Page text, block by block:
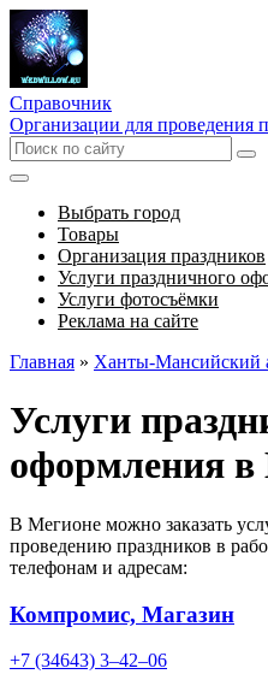
Справочник
Организации для проведения
Выбрать город
Товары
Организация праздников
Услуги праздничного
Услуги фотосъёмки
Реклама на сайте
Главная » Ханты-Мансийский
Услуги
оформления в
В Мегионе можно заказать
проведению праздников в
телефонам и адресам:
Компромис, Магазин
+7 (34643) 3‒42‒06